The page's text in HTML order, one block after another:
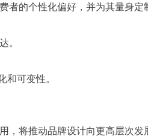
的个性化偏好，并为其量身定
。
可变性。
将推动品牌设计向更高层次发